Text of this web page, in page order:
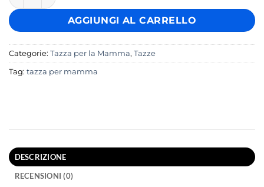
AGGIUNGI AL CARRELLO
Categorie: Tazza per la Mamma, Tazze
Tag: tazza per mamma
DESCRIZIONE
RECENSIONI (0)